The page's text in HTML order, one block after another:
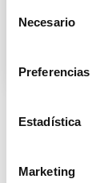
Necesario
Preferencias
Estadística
Marketing
aunque